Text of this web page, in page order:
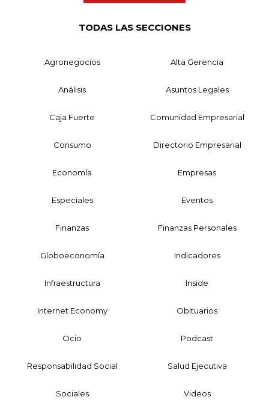
TODAS LAS SECCIONES
Agronegocios Alta Gerencia
Análisis Asuntos Legales
Caja Fuerte Comunidad Empresarial
Consumo Directorio Empresarial
Economía Empresas
Especiales Eventos
Finanzas Finanzas Personales
Globoeconomía Indicadores
Infraestructura Inside
Internet Economy Obituarios
Ocio Podcast
Responsabilidad Social Salud Ejecutiva
Sociales Videos